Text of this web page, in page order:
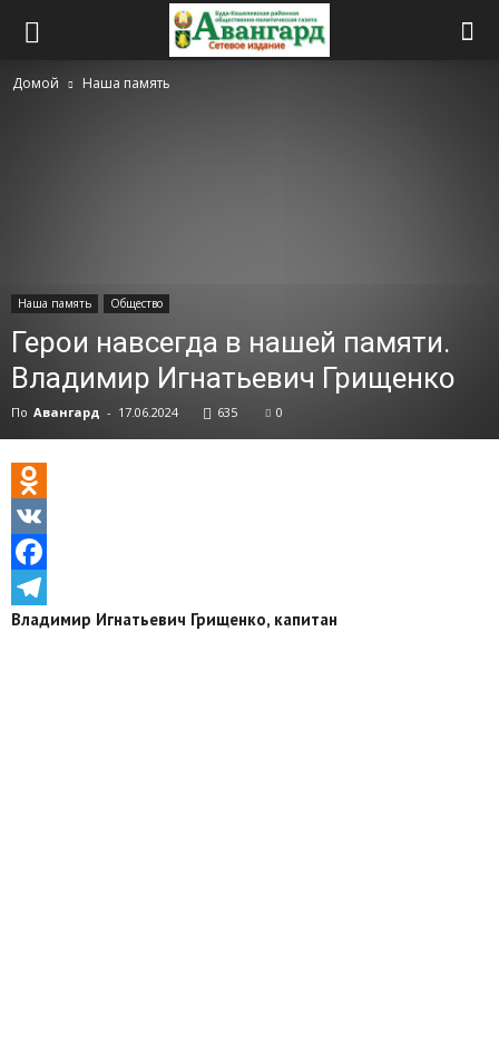
Домой Наша память
Наша память Общество
Герои навсегда в нашей памяти.
Владимир Игнатьевич Грищенко
По Авангард - 17.06.2024 635 0
Odnoklassniki
VK
Facebook
Telegram
Владимир Игнатьевич Грищенко, капитан